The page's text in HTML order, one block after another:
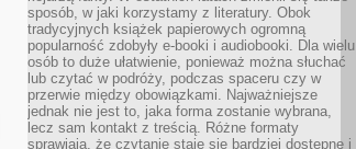
sposób, w jaki korzystamy z literatury. Obok
tradycyjnych książek papierowych ogromną
popularność zdobyły e-booki i audiobooki. Dla wielu
osób to duże ułatwienie, ponieważ można słuchać
lub czytać w podróży, podczas spaceru czy w
przerwie między obowiązkami. Najważniejsze
jednak nie jest to, jaka forma zostanie wybrana,
lecz sam kontakt z treścią. Różne formaty
sprawiają, że czytanie staje się bardziej dostępne i